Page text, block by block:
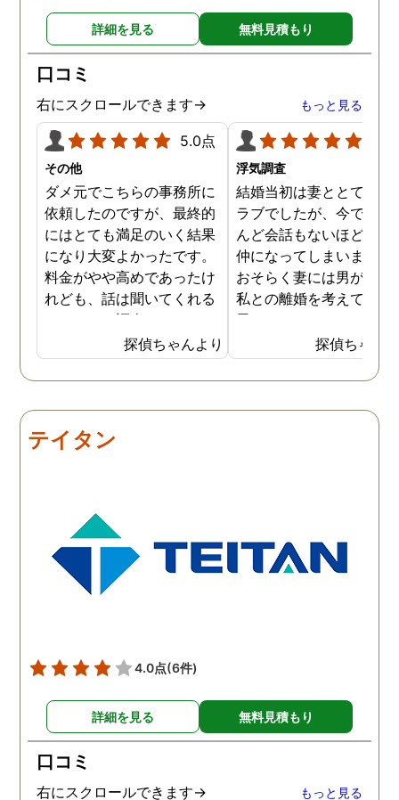
詳細を見る 無料見積もり
口コミ
右にスクロールできます→ もっと見る
5.0点
その他
ダメ元でこちらの事務所に
依頼したのですが、最終的
にはとても満足のいく結果
になり大変よかったです。
料金がやや高めであったけ
れども、話は聞いてくれる
しきちんと調査してくれる
しで非常に満足していま
す。調査が終わった後もし
っかりとサポートしていた
になりました。さすが調査
のプロフェッショナルだと
探偵ちゃんより
浮気調査
結婚当初は妻ととてもラ
ラブでしたが、今ではほ
んど会話もないほど険悪
仲になってしまいました
おそらく妻には男がおり
私との離婚を考えている
思います。そこでどうせ
婚をするのならと思い、
の不倫の証拠を押さえて
から離婚を提案すること
みの日に妻は外出するこ
に入って行った瞬間を押
えたとのことでした。あ
探偵ちゃん
テイタン
4.0点(6件)
詳細を見る 無料見積もり
口コミ
右にスクロールできます→ もっと見る